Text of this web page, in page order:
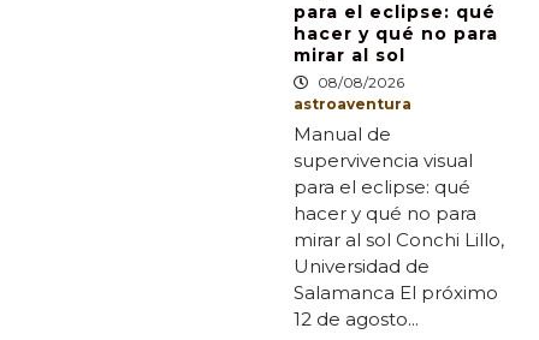
para el eclipse: qué
hacer y qué no para
mirar al sol
08/08/2026
astroaventura
Manual de
supervivencia visual
para el eclipse: qué
hacer y qué no para
mirar al sol Conchi Lillo,
Universidad de
Salamanca El próximo
12 de agosto...